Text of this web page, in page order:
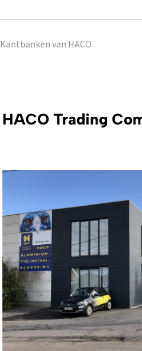
Kantbanken van HACO
HACO Trading